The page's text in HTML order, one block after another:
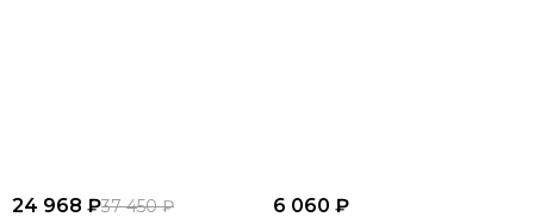
Шины Minerva
24 968 ₽37 450 ₽
6 060 ₽